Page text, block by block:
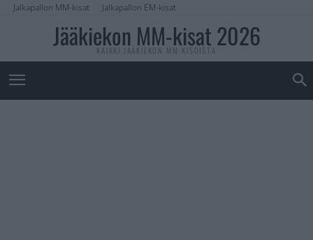
Jalkapallon MM-kisat Jalkapallon EM-kisat
Jääkiekon MM-kisat 2026
KAIKKI JÄÄKIEKON MM-KISOISTA